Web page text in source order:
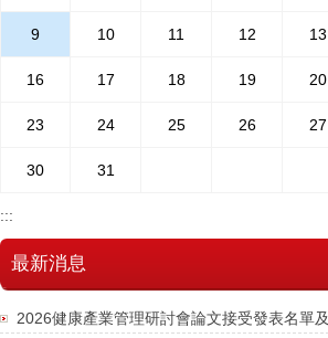
9 10 11 12 13
16 17 18 19 20
23 24 25 26 27
30 31
:::
最新消息
2026健康產業管理研討會論文接受發表名單